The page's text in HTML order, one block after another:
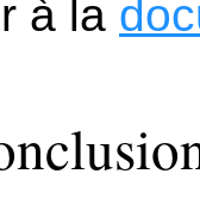
à la